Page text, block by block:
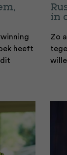
heeft
in
Zo